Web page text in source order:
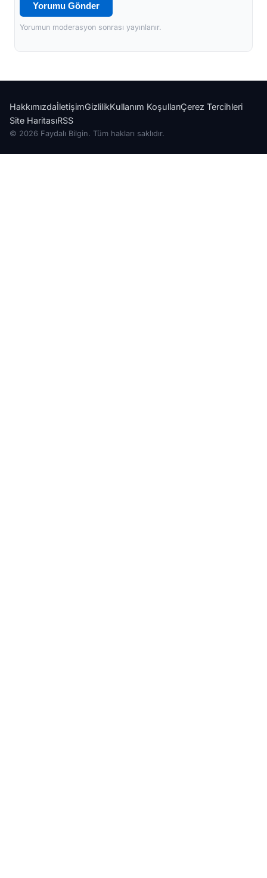
Yorumu Gönder
Yorumun moderasyon sonrası yayınlanır.
HakkımızdaİletişimGizlilikKullanım KoşullarıÇerez Tercihleri
Site HaritasıRSS
© 2026 Faydalı Bilgin. Tüm hakları saklıdır.